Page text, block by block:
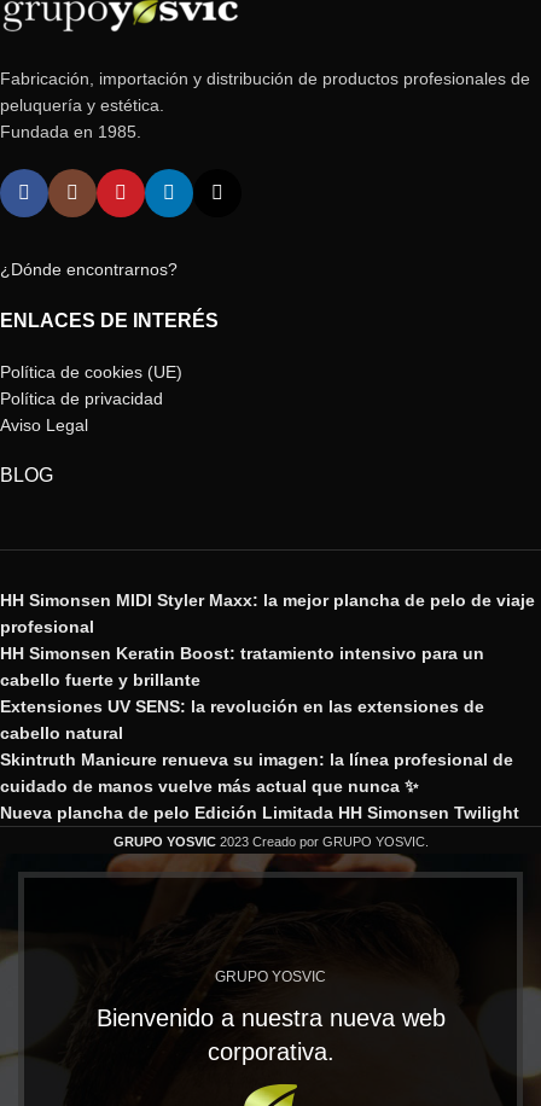
Fabricación, importación y distribución de productos profesionales de
peluquería y estética.
Fundada en 1985.
¿Dónde encontrarnos?
ENLACES DE INTERÉS
Política de cookies (UE)
Política de privacidad
Aviso Legal
BLOG
HH Simonsen MIDI Styler Maxx: la mejor plancha de pelo de viaje
profesional
HH Simonsen Keratin Boost: tratamiento intensivo para un
cabello fuerte y brillante
Extensiones UV SENS: la revolución en las extensiones de
cabello natural
Skintruth Manicure renueva su imagen: la línea profesional de
cuidado de manos vuelve más actual que nunca ✨
Nueva plancha de pelo Edición Limitada HH Simonsen Twilight
GRUPO YOSVIC 2023 Creado por GRUPO YOSVIC.
GRUPO YOSVIC
Bienvenido a nuestra nueva web
corporativa.